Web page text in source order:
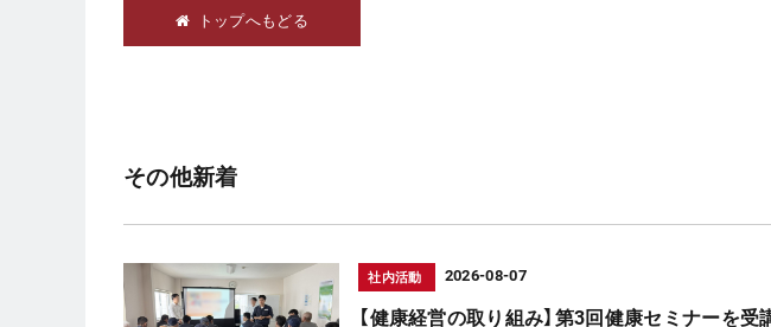
トップへもどる
その他新着
社内活動 2026-08-07
【健康経営の取り組み】第3回健康セミナーを受